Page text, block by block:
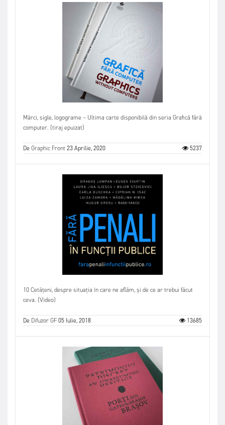
Mărci, sigle, logograme – Ultima carte disponibilă din seria Grafică fără
computer. (tiraj epuizat)
DeGraphic Front23 Aprilie, 2020 5237
10 Cetățeni, despre situația în care ne aflăm, și de ce ar trebui făcut
ceva. (Video)
De Difuzor GF05 Iulie, 2018 13685